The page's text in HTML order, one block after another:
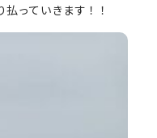
っていきます！！